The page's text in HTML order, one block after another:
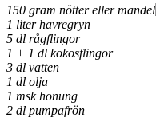
150 gram nötter eller mandel
1 liter havregryn
5 dl rågflingor
1 + 1 dl kokosflingor
3 dl vatten
1 dl olja
1 msk honung
2 dl pumpafrön